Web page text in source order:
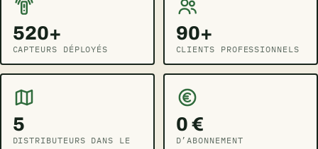
520+
CAPTEURS DÉPLOYÉS
90+
CLIENTS PROFESSIONNELS
5
DISTRIBUTEURS DANS LE
0 €
D’ABONNEMENT